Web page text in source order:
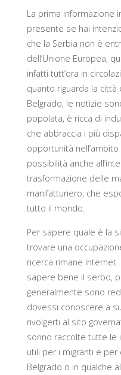
La prima informazione
presente se hai
che la Serbia non è
dell’Unione Europea,
infatti tutt’ora in
quanto riguarda la
Belgrado, le notizie
popolata, è ricca di
che abbraccia i più
opportunità
possibilità anche
trasformazione delle
manifatturiero, che
tutto il mondo.
Per sapere quale è la
trovare una
ricerca rimane
sapere bene il serbo,
generalmente sono
dovessi conoscere a
rivolgerti al sito
sonno raccolte tutte le
utili per i migranti e
Belgrado o in qualche